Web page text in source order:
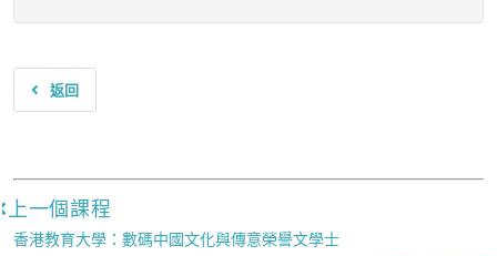
返回
上一個課程
香港教育大學：數碼中國文化與傳意榮譽文學士